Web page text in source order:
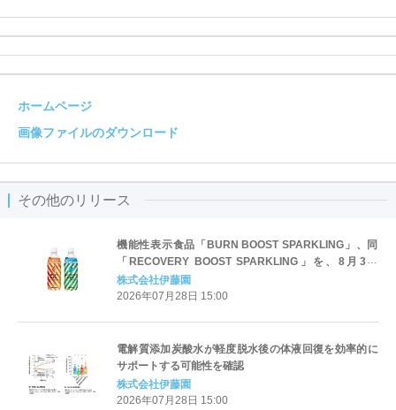
ホームページ
画像ファイルのダウンロード
その他のリリース
機能性表示食品「BURN BOOST SPARKLING」、同
「RECOVERY BOOST SPARKLING」を、8月3日
（月）に販売開始
株式会社伊藤園
2026年07月28日 15:00
電解質添加炭酸水が軽度脱水後の体液回復を効率的に
サポートする可能性を確認
株式会社伊藤園
2026年07月28日 15:00